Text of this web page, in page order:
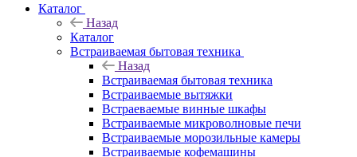
Каталог
Назад
Каталог
Встраиваемая бытовая техника
Назад
Встраиваемая бытовая техника
Встраиваемые вытяжки
Встраеваемые винные шкафы
Встраиваемые микроволновые печи
Встраиваемые морозильные камеры
Встраиваемые кофемашины